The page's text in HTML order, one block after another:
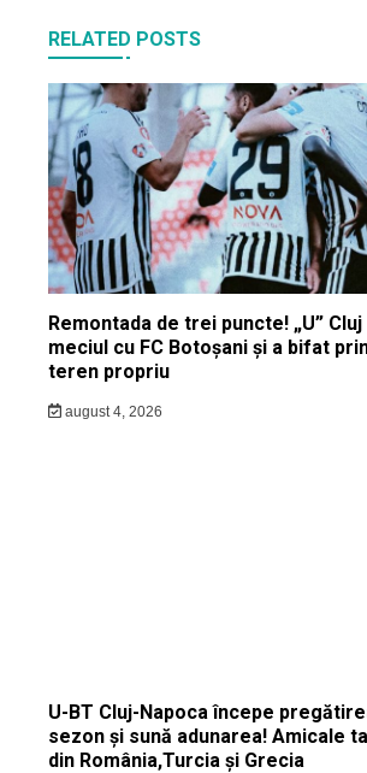
RELATED POSTS
Remontada de trei puncte! „U”
meciul cu FC Botoșani și a bifat
teren propriu
august 4, 2026
U-BT Cluj-Napoca începe
sezon și sună adunarea! Amicale
din România,Turcia și Grecia